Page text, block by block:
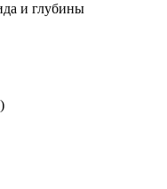
и глубины